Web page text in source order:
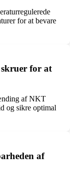
for at bevare
for at
af NKT
og sikre optimal
af